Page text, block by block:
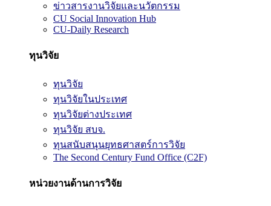
ข่าวสารงานวิจัยและนวัตกรรม
CU Social Innovation Hub
CU-Daily Research
ทุนวิจัย
ทุนวิจัย
ทุนวิจัยในประเทศ
ทุนวิจัยต่างประเทศ
ทุนวิจัย สบจ.
ทุนสนับสนุนยุทธศาสตร์การวิจัย
The Second Century Fund Office (C2F)
หน่วยงานด้านการวิจัย